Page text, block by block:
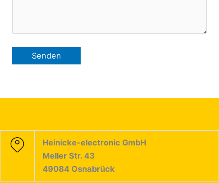
Heinicke-electronic GmbH
Meller Str. 43
49084 Osnabrück